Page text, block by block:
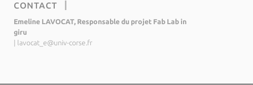
CONTACT
Emeline LAVOCAT, Responsable du projet Fab Lab in
giru
lavocat_e@univ-corse.fr